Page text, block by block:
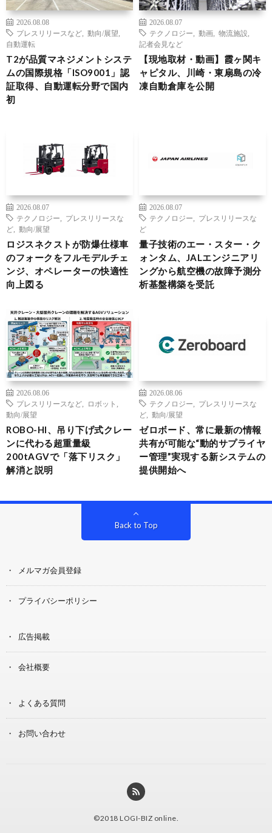
2026.08.08
プレスリリースなど
動向/展望
自動運転
T2が品質マネジメントシステ
ムの国際規格「ISO9001」認
証取得、自動運転分野で国内
初
2026.08.07
テクノロジー
動画 物流施設
記者会見など
【現地取材・動画】霞ヶ関キ
ャピタル、川崎・東扇島の冷
凍自動倉庫を公開
2026.08.07
テクノロジー
プレスリリースな
ど
動向/展望
ロジスネクストが防爆仕様車
のフォークをフルモデルチェ
ンジ、オペレーターの快適性
向上図る
2026.08.07
テクノロジー
プレスリリースな
ど
量子技術のエー・スター・ク
ォンタム、JALエンジニアリ
ングから航空機の故障予測分
析基盤構築を受託
2026.08.06
プレスリリースなど
ロボット
動向/展望
ROBO-HI、吊り下げ式クレー
ンに代わる超重量級
200tAGVで「落下リスク」
解消と説明
2026.08.06
テクノロジー
プレスリリースな
ど
動向/展望
ゼロボード、常に最新の情報
共有が可能な“動的サプライヤ
ー管理”実現する新システムの
提供開始へ
Back to Top
メルマガ会員登録
プライバシーポリシー
広告掲載
会社概要
よくある質問
お問い合わせ
©2018 LOGI-BIZ online